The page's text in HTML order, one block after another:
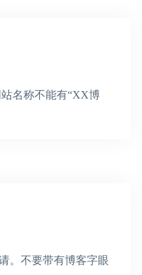
名称不能有“XX博
。不要带有博客字眼